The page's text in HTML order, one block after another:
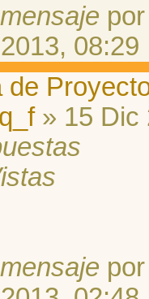
08:29
de
» 15 Dic